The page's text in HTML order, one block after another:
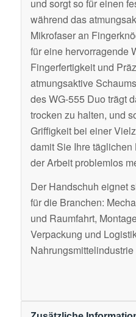
und sorgt so für einen
während das
Mikrofaser an
für eine hervorragende
Fingerfertigkeit und
atmungsaktive
des WG-555 Duo trägt
trocken zu halten, und
Griffigkeit bei einer
damit Sie Ihre
der Arbeit problemlos
Der Handschuh eignet
für die Branchen:
und Raumfahrt,
Verpackung und
Nahrungsmittelindustrie